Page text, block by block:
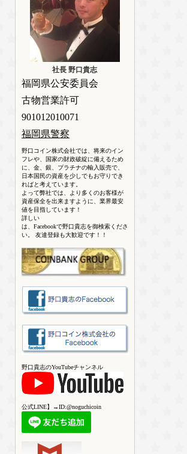
社長 野口貴志
福岡県公安委員会
古物営業許可
901012010071
福岡県警察
野口コイン株式会社では、将来のイン
フレや、国家の財政破綻に備えるため
に、金、銀、プラチナの輸入販売で、
日本国民の資産を少しでもお守りでき
ればと考えています。
よって弊社では、より多くのお客様が
資産保全を出来ますように、業界最安
値を目指しています！
詳しい
は、Facebookで野口貴志を御検索くださ
い。 友達登録も大歓迎です！！
野口貴志のYouTubeチャンネル
公式LINE】→ID:@noguchicoin